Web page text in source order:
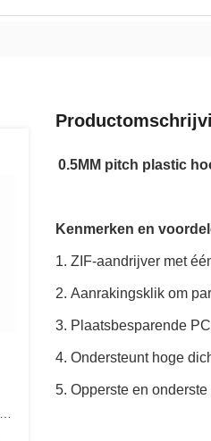
0.5MM pitch plastic
Kenmerken en
ZIF-aandrijver met
Aanrakingsklik om
Plaatsbesparende
Ondersteunt hoge
Opperste en